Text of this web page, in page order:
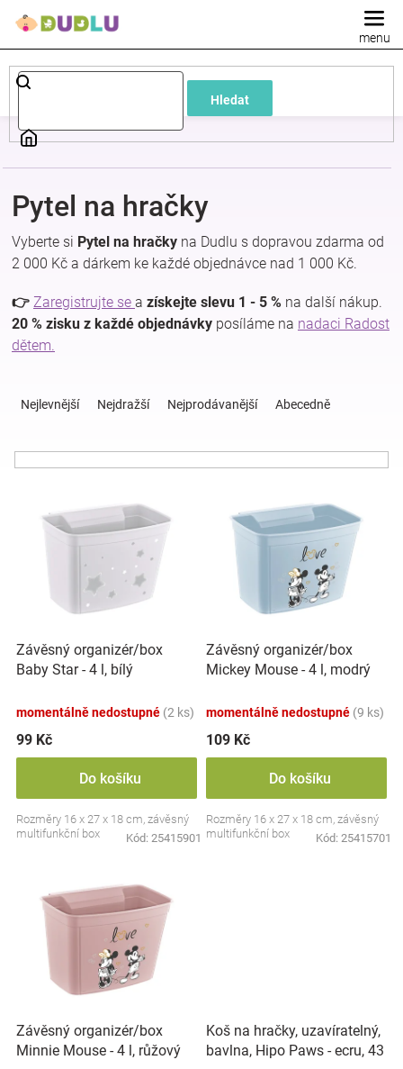
Hledat
Dětské
a
kojenecké
oblečení
Pokojíček
a
kojenecká
výbava
Hračky
oblečení
Značky
Hračkářství
Přihlášení
Pytel na hračky
Vyberte si Pytel na hračky na Dudlu s dopravou zdarma od
2 000 Kč a dárkem ke každé objednávce nad 1 000 Kč.
👉 Zaregistrujte se a získejte slevu 1 - 5 % na další nákup.
20 % zisku z každé objednávky posíláme na nadaci Radost
dětem.
ů
Nejlevnější Nejdražší Nejprodávanější Abecedně
o
d
u
t
ů
Závěsný organizér/box
Baby Star - 4 l, bílý
momentálně nedostupné (2 ks)
99 Kč
Do košíku
Rozměry 16 x 27 x 18 cm, závěsný
multifunkční box
Kód: 25415901
Závěsný organizér/box
Mickey Mouse - 4 l, modrý
momentálně nedostupné (9 ks)
109 Kč
Do košíku
Rozměry 16 x 27 x 18 cm, závěsný
multifunkční box
Kód: 25415701
Závěsný organizér/box
Minnie Mouse - 4 l, růžový
Koš na hračky, uzavíratelný,
bavlna, Hipo Paws - ecru, 43